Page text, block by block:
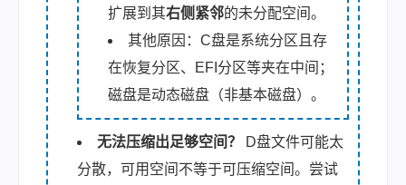
扩展到其右侧紧邻的未分配空间。
其他原因：C盘是系统分区且存
在恢复分区、EFI分区等夹在中间；
磁盘是动态磁盘（非基本磁盘）。
无法压缩出足够空间？
D盘文件可能太
分散，可用空间不等于可压缩空间。尝试